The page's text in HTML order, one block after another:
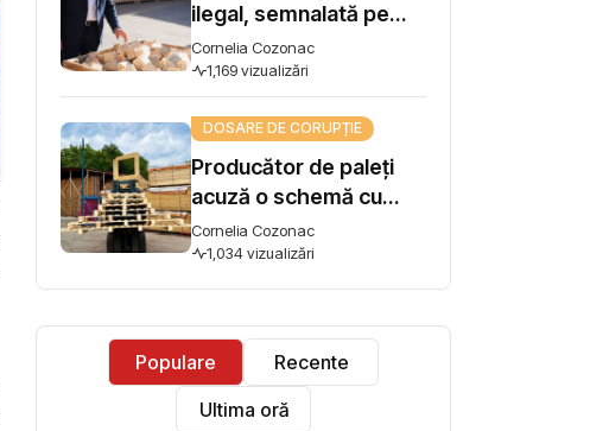
ilegal, semnalată pe
Harta Corupției, ajunge
la Guvern. Premierul
Vasile Tofan: „Subiectul
se ia în lucru”
Cornelia Cozonac
1,169 vizualizări
DOSARE DE CORUPȚIE
Producător de paleți
acuză o schemă cu
lemn tăiat ilegal și cere
intervenția premierului:
"Concurez cu firme
primă din pădure tăiată
ilegal"
Cornelia Cozonac
1,034 vizualizări
Populare
Recente
Ultima oră